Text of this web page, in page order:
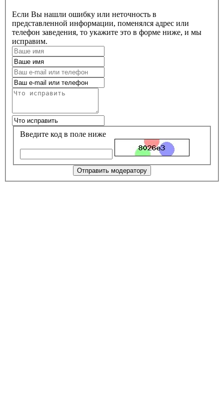
Если Вы нашли ошибку или неточность в
представленной информации, поменялся адрес или
телефон заведения, то укажите это в форме ниже, и мы
исправим.
Введите код в поле ниже
Отправить модератору